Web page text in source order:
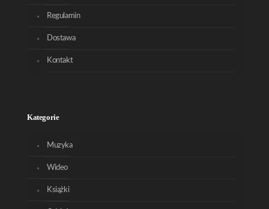
Regulamin
Dostawa
Kontakt
Kategorie
Muzyka
Wideo
Książki